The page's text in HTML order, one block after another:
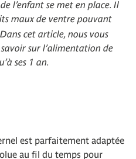
l’enfant se met en place. Il
maux de ventre pouvant
cet article, nous vous
sur l’alimentation de
ses 1 an.
est parfaitement adaptée
au fil du temps pour